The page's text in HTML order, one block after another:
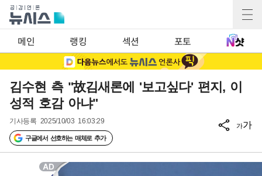
메인 랭킹 섹션 포토
김수현 측 "故김새론에 '보고싶다' 편지, 이
성적 호감 아냐"
기사등록 2025/10/03 16:03:29
구글에서 선호하는 매체로 추가
가가